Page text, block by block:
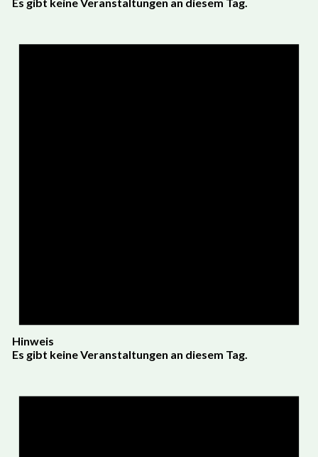
Hinweis
Es gibt keine Veranstaltungen an diesem Tag.